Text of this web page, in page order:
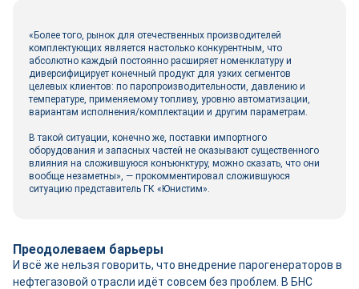
«Более того, рынок для отечественных производителей
комплектующих является настолько конкурентным, что
абсолютно каждый постоянно расширяет номенклатуру и
диверсифицирует конечный продукт для узких сегментов
целевых клиентов: по паропроизводительности, давлению и
температуре, применяемому топливу, уровню автоматизации,
вариантам исполнения/комплектации и другим параметрам.
В такой ситуации, конечно же, поставки импортного
оборудования и запасных частей не оказывают существенного
влияния на сложившуюся конъюнктуру, можно сказать, что они
вообще незаметны», ― прокомментировал сложившуюся
ситуацию представитель ГК «Юнистим».
Преодолеваем барьеры
И всё же нельзя говорить, что внедрение парогенераторов в
нефтегазовой отрасли идёт совсем без проблем. В БНС